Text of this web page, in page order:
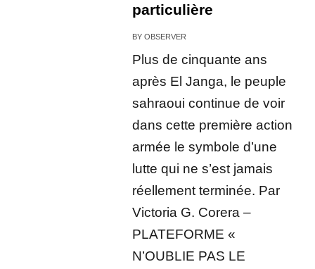
particulière
BYOBSERVER
Plus de cinquante ans
après El Janga, le peuple
sahraoui continue de voir
dans cette première action
armée le symbole d’une
lutte qui ne s’est jamais
réellement terminée. Par
Victoria G. Corera –
PLATEFORME «
N’OUBLIE PAS LE